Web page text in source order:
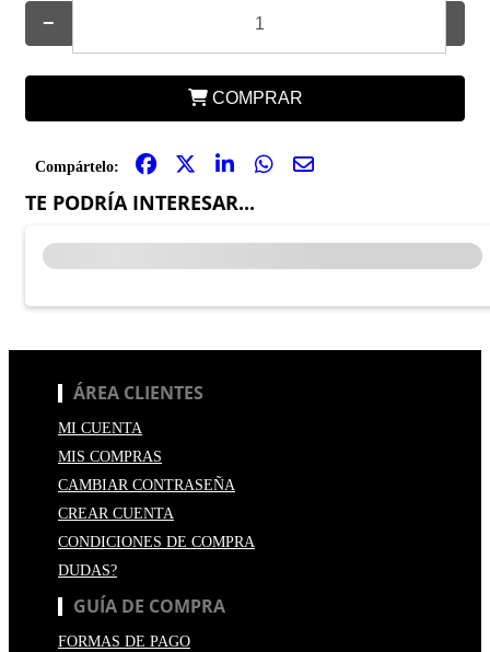
−
COMPRAR
Compártelo:
TE PODRÍA INTERESAR...
ÁREA CLIENTES
MI CUENTA
MIS COMPRAS
CAMBIAR CONTRASEÑA
CREAR CUENTA
CONDICIONES DE COMPRA
DUDAS?
GUÍA DE COMPRA
FORMAS DE PAGO